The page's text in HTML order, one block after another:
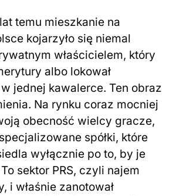
temu mieszkanie na
kojarzyło się niemal
właścicielem, który
albo lokował
jednej kawalerce. Ten obraz
Na rynku coraz mocniej
obecność wielcy gracze,
spółki, które
wyłącznie po to, by je
sektor PRS, czyli najem
i właśnie zanotował